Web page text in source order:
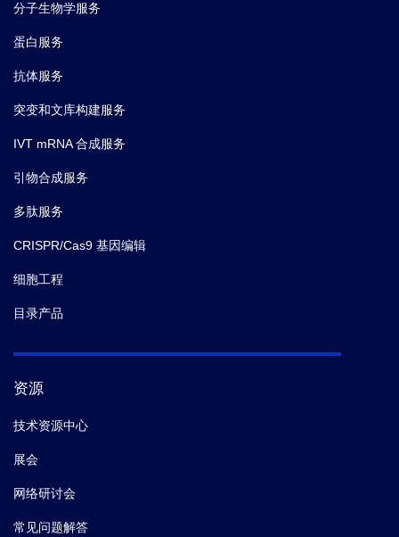
分子生物学服务
蛋白服务
抗体服务
突变和文库构建服务
IVT mRNA 合成服务
引物合成服务
多肽服务
CRISPR/Cas9 基因编辑
细胞工程
目录产品
资源
技术资源中心
展会
网络研讨会
常见问题解答